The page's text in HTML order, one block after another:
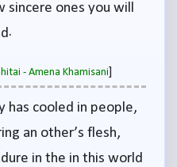
sincere ones you will
- Amena Khamisani
has cooled in people,
an other’s flesh,
in the in this world